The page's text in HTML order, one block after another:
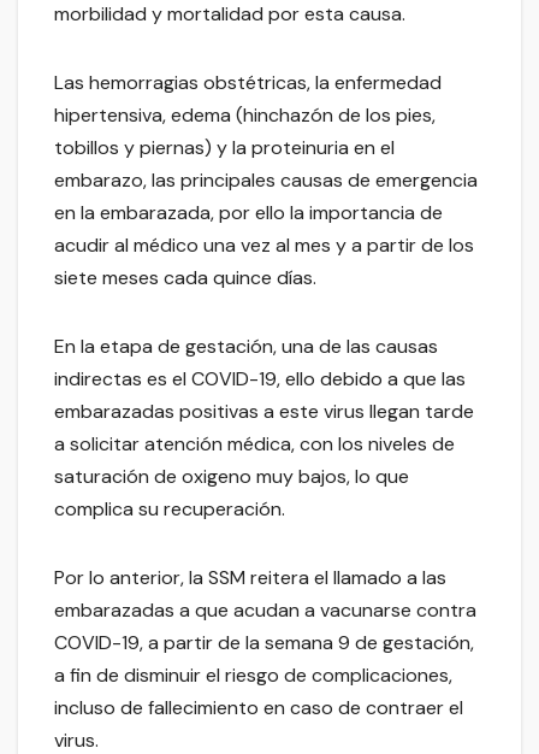
morbilidad y mortalidad por esta causa.
Las hemorragias obstétricas, la enfermedad
hipertensiva, edema (hinchazón de los pies,
tobillos y piernas) y la proteinuria en el
embarazo, las principales causas de emergencia
en la embarazada, por ello la importancia de
acudir al médico una vez al mes y a partir de los
siete meses cada quince días.
En la etapa de gestación, una de las causas
indirectas es el COVID-19, ello debido a que las
embarazadas positivas a este virus llegan tarde
a solicitar atención médica, con los niveles de
saturación de oxigeno muy bajos, lo que
complica su recuperación.
Por lo anterior, la SSM reitera el llamado a las
embarazadas a que acudan a vacunarse contra
COVID-19, a partir de la semana 9 de gestación,
a fin de disminuir el riesgo de complicaciones,
incluso de fallecimiento en caso de contraer el
virus.